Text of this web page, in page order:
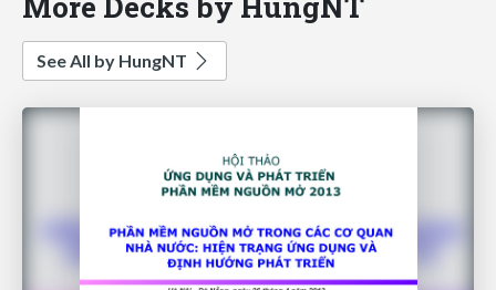
See All by HungNT